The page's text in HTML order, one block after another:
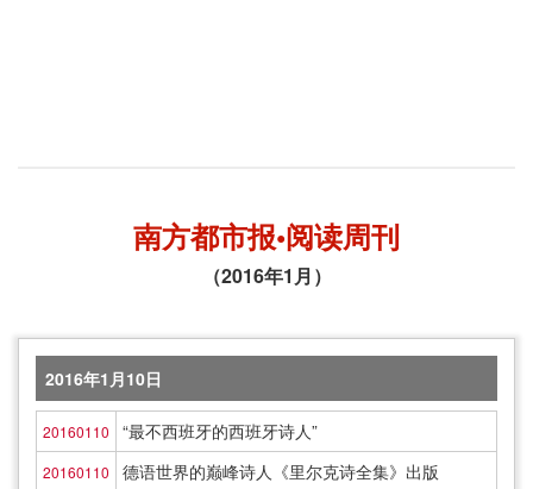
南方都市报•阅读周刊
（2016年1月）
2016年1月10日
20160110 “最不西班牙的西班牙诗人”
20160110 德语世界的巅峰诗人《里尔克诗全集》出版